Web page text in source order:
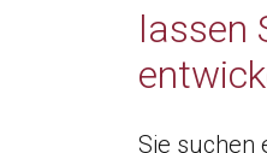
lassen
Sie suchen